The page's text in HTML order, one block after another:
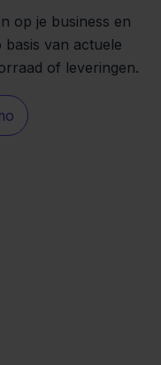
op je business en
basis van actuele
of leveringen.